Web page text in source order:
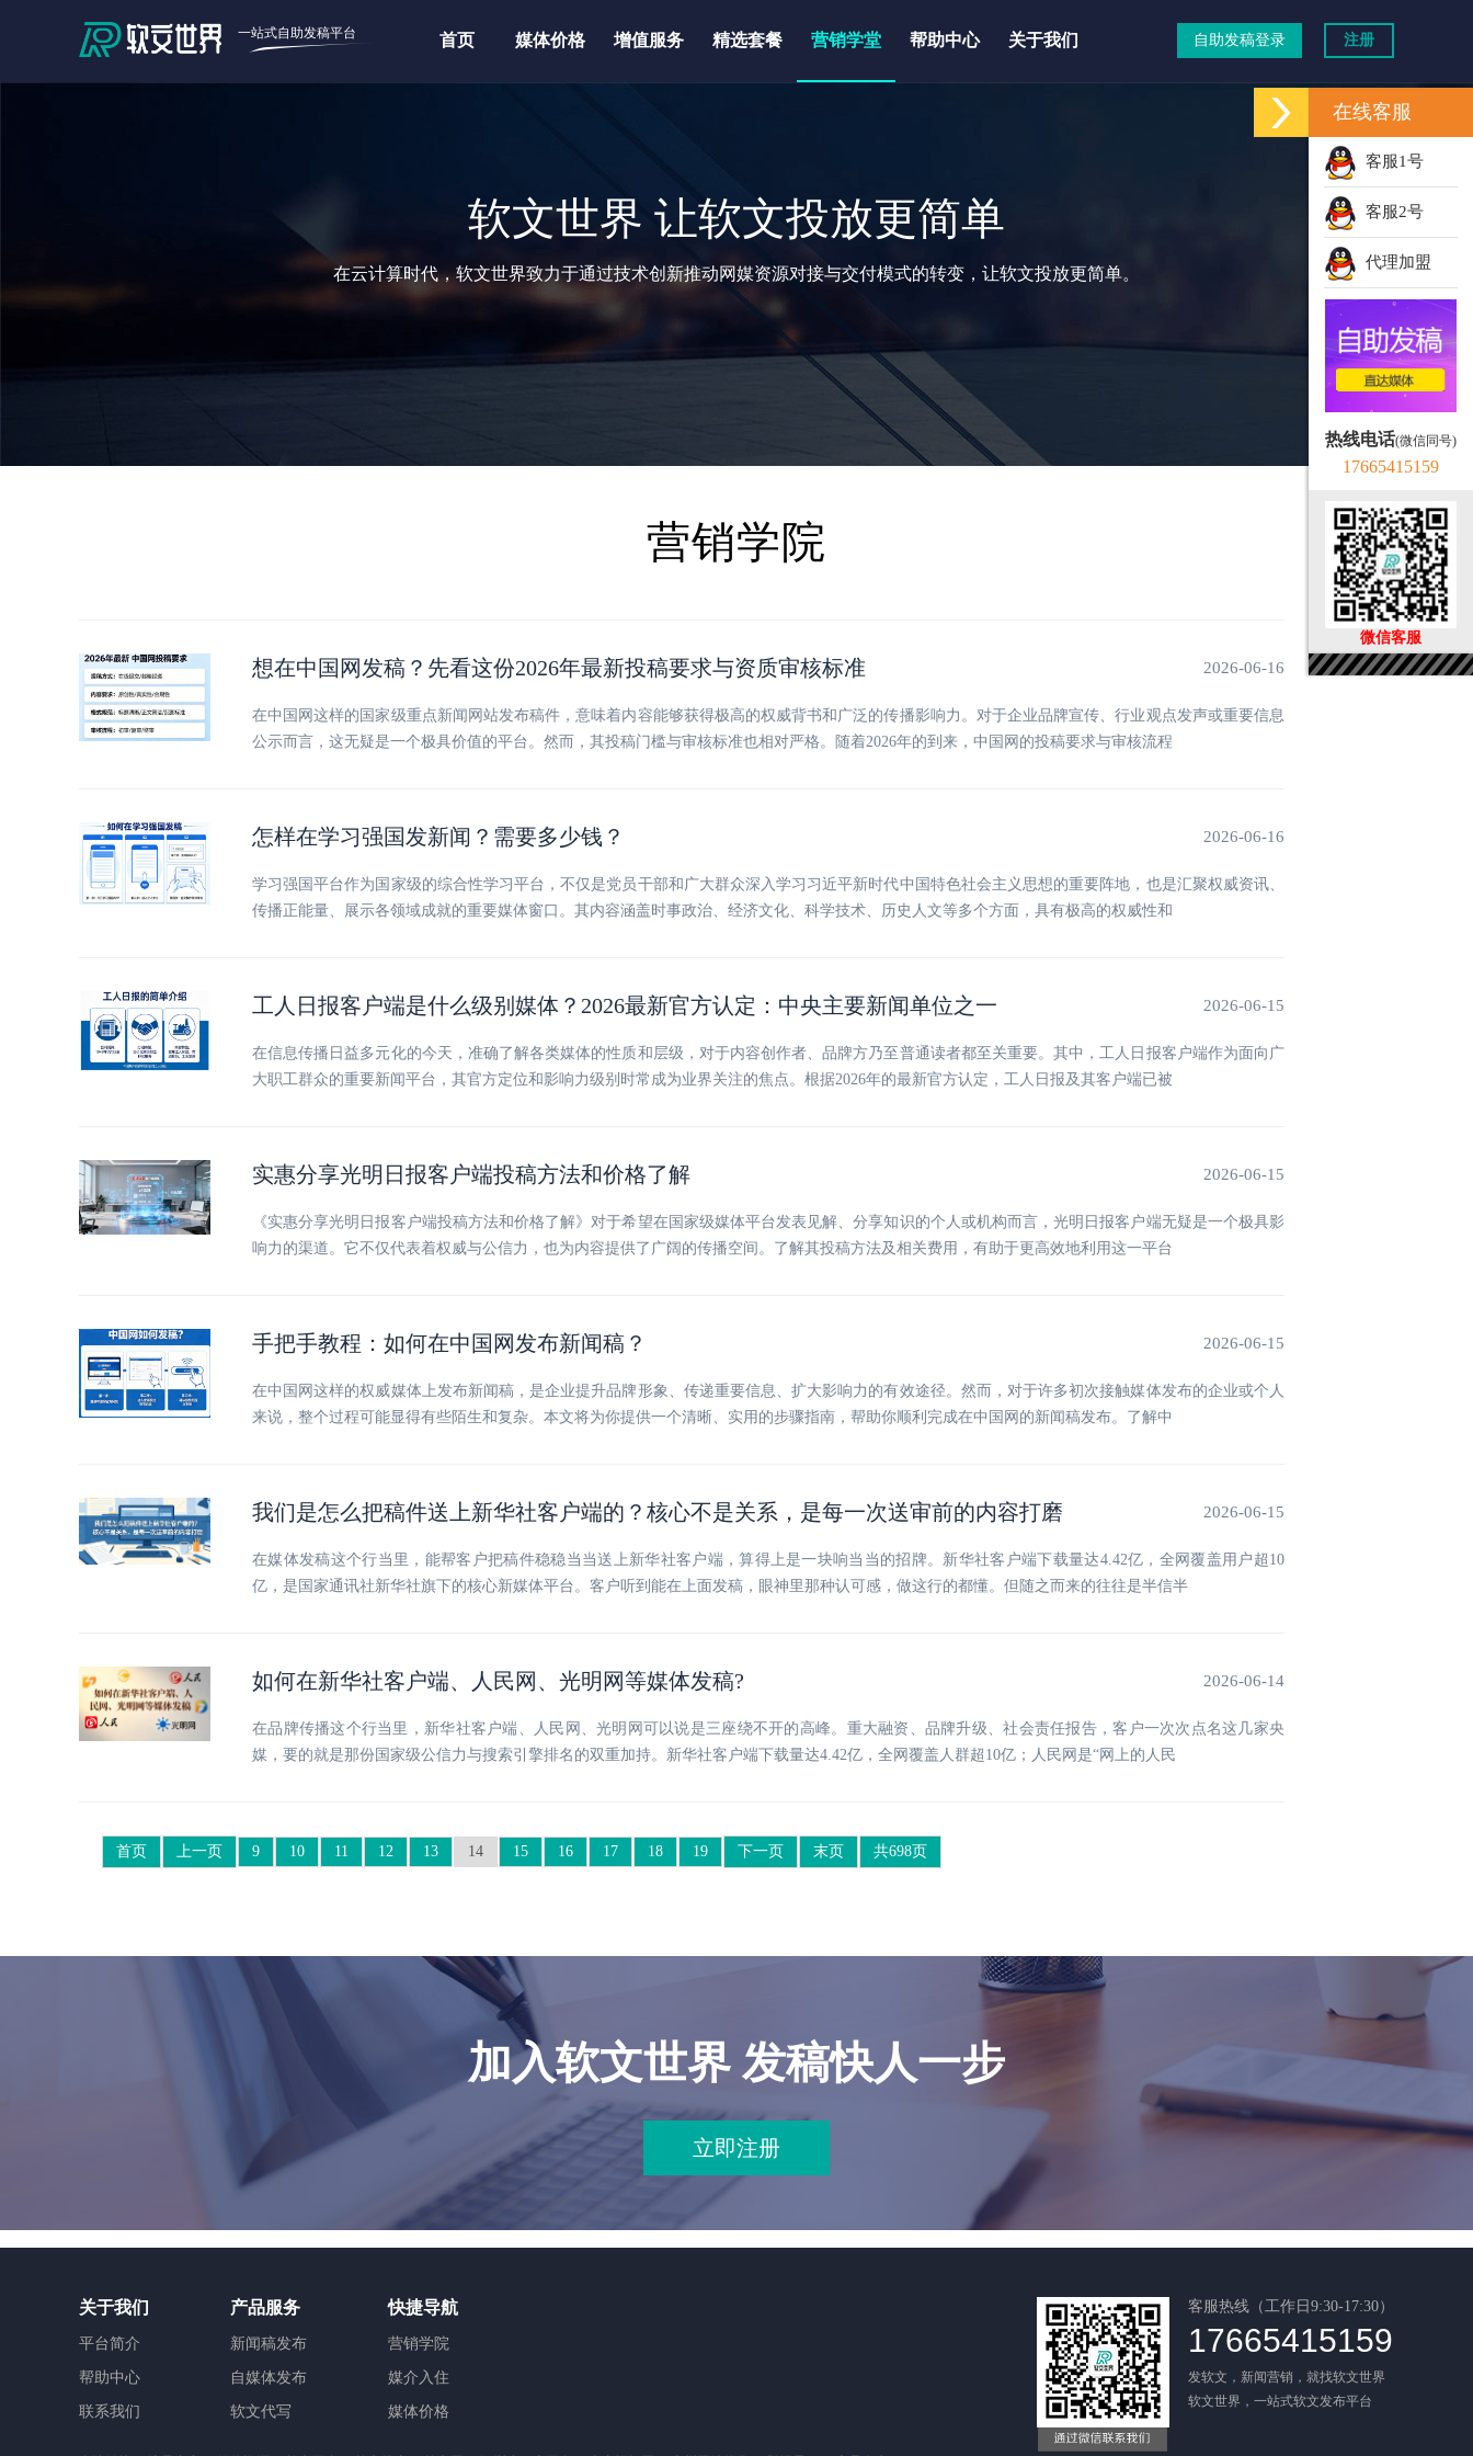
一站式自助发稿平台 首页 媒体价格 增值服务 精选套餐 营销学堂 帮助中心 关于我们 自助发稿登录 注册
软文世界 让软文投放更简单
在云计算时代，软文世界致力于通过技术创新推动网媒资源对接与交付模式的转变，让软文投放更简单。
营销学院
想在中国网发稿？先看这份2026年最新投稿要求与资质审核标准 2026-06-16
在中国网这样的国家级重点新闻网站发布稿件，意味着内容能够获得极高的权威背书和广泛的传播影响力。对于企业品牌宣传、行业观点发声或重要信息
公示而言，这无疑是一个极具价值的平台。然而，其投稿门槛与审核标准也相对严格。随着2026年的到来，中国网的投稿要求与审核流程
怎样在学习强国发新闻？需要多少钱？ 2026-06-16
学习强国平台作为国家级的综合性学习平台，不仅是党员干部和广大群众深入学习习近平新时代中国特色社会主义思想的重要阵地，也是汇聚权威资讯、
传播正能量、展示各领域成就的重要媒体窗口。其内容涵盖时事政治、经济文化、科学技术、历史人文等多个方面，具有极高的权威性和
工人日报客户端是什么级别媒体？2026最新官方认定：中央主要新闻单位之一 2026-06-15
在信息传播日益多元化的今天，准确了解各类媒体的性质和层级，对于内容创作者、品牌方乃至普通读者都至关重要。其中，工人日报客户端作为面向广
大职工群众的重要新闻平台，其官方定位和影响力级别时常成为业界关注的焦点。根据2026年的最新官方认定，工人日报及其客户端已被
实惠分享光明日报客户端投稿方法和价格了解 2026-06-15
《实惠分享光明日报客户端投稿方法和价格了解》对于希望在国家级媒体平台发表见解、分享知识的个人或机构而言，光明日报客户端无疑是一个极具影
响力的渠道。它不仅代表着权威与公信力，也为内容提供了广阔的传播空间。了解其投稿方法及相关费用，有助于更高效地利用这一平台
手把手教程：如何在中国网发布新闻稿？ 2026-06-15
在中国网这样的权威媒体上发布新闻稿，是企业提升品牌形象、传递重要信息、扩大影响力的有效途径。然而，对于许多初次接触媒体发布的企业或个人
来说，整个过程可能显得有些陌生和复杂。本文将为你提供一个清晰、实用的步骤指南，帮助你顺利完成在中国网的新闻稿发布。了解中
我们是怎么把稿件送上新华社客户端的？核心不是关系，是每一次送审前的内容打磨 2026-06-15
在媒体发稿这个行当里，能帮客户把稿件稳稳当当送上新华社客户端，算得上是一块响当当的招牌。新华社客户端下载量达4.42亿，全网覆盖用户超10
亿，是国家通讯社新华社旗下的核心新媒体平台。客户听到能在上面发稿，眼神里那种认可感，做这行的都懂。但随之而来的往往是半信半
如何在新华社客户端、人民网、光明网等媒体发稿? 2026-06-14
在品牌传播这个行当里，新华社客户端、人民网、光明网可以说是三座绕不开的高峰。重大融资、品牌升级、社会责任报告，客户一次次点名这几家央
媒，要的就是那份国家级公信力与搜索引擎排名的双重加持。新华社客户端下载量达4.42亿，全网覆盖人群超10亿；人民网是“网上的人民
首页 上一页 9 10 11 12 13 14 15 16 17 18 19 下一页 末页 共698页
加入软文世界 发稿快人一步
立即注册
关于我们
平台简介
帮助中心
联系我们
产品服务
新闻稿发布
自媒体发布
软文代写
快捷导航
营销学院
媒介入住
媒体价格
客服热线（工作日9:30-17:30）
17665415159
发软文，新闻营销，就找软文世界
软文世界，一站式软文发布平台
在线客服
客服1号
客服2号
代理加盟
热线电话(微信同号)
17665415159
微信客服